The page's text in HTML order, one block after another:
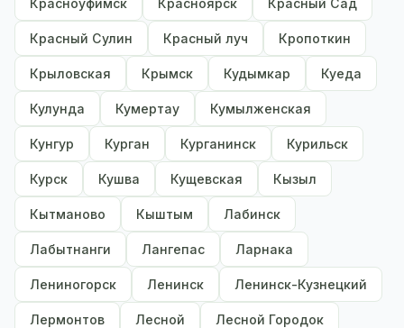
Красный Сулин Красный луч Кропоткин
Крыловская Крымск Кудымкар Куеда
Кулунда Кумертау Кумылженская
Кунгур Курган Курганинск Курильск
Курск Кушва Кущевская Кызыл
Кытманово Кыштым Лабинск
Лабытнанги Лангепас Ларнака
Лениногорск Ленинск Ленинск-Кузнецкий
Лермонтов Лесной Лесной Городок